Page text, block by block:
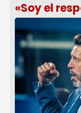
«Soy el